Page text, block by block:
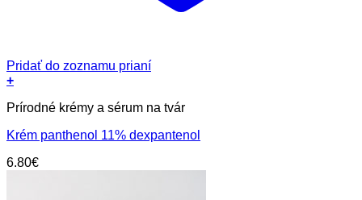
Pridať do zoznamu prianí
+
Prírodné krémy a sérum na tvár
Krém panthenol 11% dexpantenol
6.80€